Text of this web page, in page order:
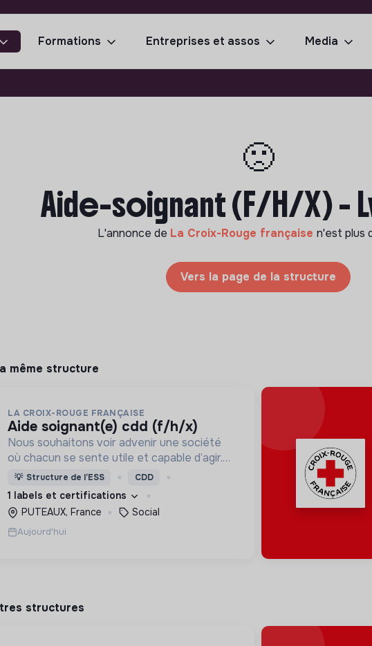
Formations Entreprises et assos Media
🙁
Aide-soignant (F/H/X) -
L'annonce de La Croix-Rouge française n'est plus
Vers la page de la structure
même structure
LA CROIX-ROUGE FRANÇAISE
aide soignant(e) cdd (f/h/x)
Nous souhaitons voir advenir une société
où chacun se sente utile et capable d’agir.
Pour cela, nous proposons des moyens et
des lieux d’engagement innovants et
adaptés à tous.
💡 Structure de l’ESS CDD
1 labels et certifications
PUTEAUX, France
Social
Aujourd'hui
structures